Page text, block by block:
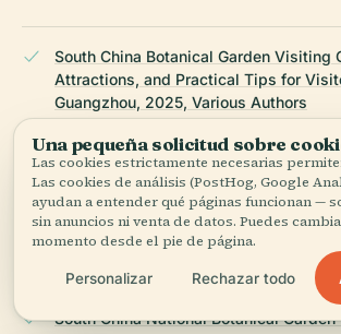
South China Botanical Garden Visiting
Attractions, and Practical Tips for
Guangzhou, 2025, Various Authors
Visiting the South China Botanical
Tickets, Highlights, and Travel Tips for
Botanical Gem, 2025, Various Authors
South China National Botanical
Una pequeña solicitud sobre
Las cookies estrictamente necesarias
Las cookies de análisis (PostHog, Google
ayudan a entender qué páginas funcionan —
sin anuncios ni venta de datos. Puedes
momento desde el pie de página.
Personalizar Rechazar todo